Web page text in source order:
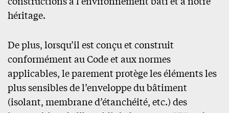
héritage.
De plus, lorsqu’il est conçu et construit
conformément au Code et aux normes
applicables, le parement protège les éléments les
plus sensibles de l’enveloppe du bâtiment
(isolant, membrane d’étanchéité, etc.) des